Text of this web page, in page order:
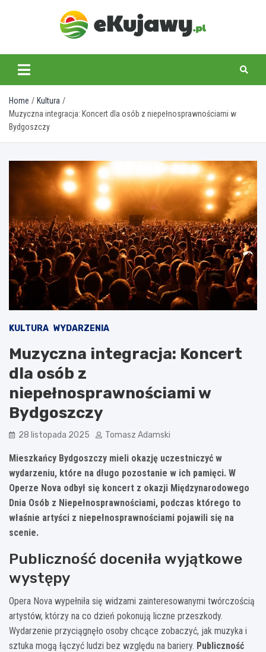
ekujawy.pl
Home
Kultura
Muzyczna integracja: Koncert dla osób z niepełnosprawnościami w
Bydgoszczy
KULTURA WYDARZENIA
Muzyczna integracja: Koncert
dla osób z
niepełnosprawnościami w
Bydgoszczy
28 listopada 2025 Tomasz Adamski
Mieszkańcy Bydgoszczy mieli okazję uczestniczyć w
wydarzeniu, które na długo pozostanie w ich pamięci. W
Operze Nova odbył się koncert z okazji Międzynarodowego
Dnia Osób z Niepełnosprawnościami, podczas którego to
właśnie artyści z niepełnosprawnościami pojawili się na
scenie.
Publiczność doceniła wyjątkowe
występy
Opera Nova wypełniła się widzami zainteresowanymi twórczością
artystów, którzy na co dzień pokonują liczne przeszkody.
Wydarzenie przyciągnęło osoby chcące zobaczyć, jak muzyka i
sztuka mogą łączyć ludzi bez względu na bariery. Publiczność